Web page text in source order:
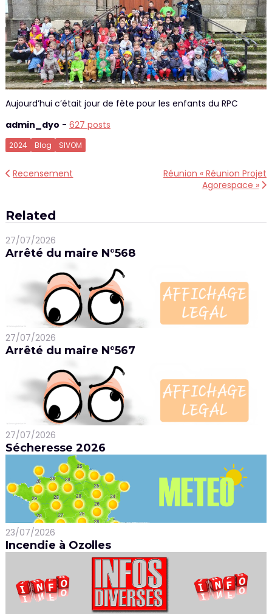
Aujourd’hui c’était jour de fête pour les enfants du RPC
admin_dyo - 627 posts
2024 Blog SIVOM
Navigation
l’article
Recensement
Réunion « Réunion Projet
Agorespace »
Related
27/07/2026
Arrêté du maire N°568
27/07/2026
Arrêté du maire N°567
27/07/2026
Sécheresse 2026
23/07/2026
Incendie à Ozolles